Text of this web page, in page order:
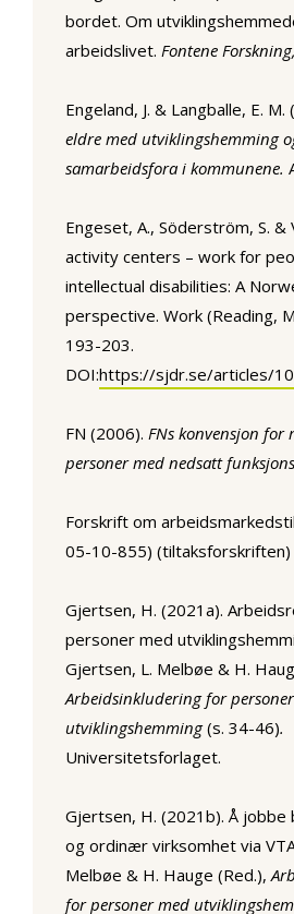
bordet. Om
arbeidslivet. Fontene Forskning,
Engeland, J. & Langballe, E. M.
eldre med utviklingshemming
samarbeidsfora i kommunene.
Engeset, A., Söderström, S. &
activity centers – work for
intellectual disabilities: A
perspective. Work (Reading,
193-203.
DOI:https://sjdr.se/articles/
FN (2006). FNs konvensjon for
personer med nedsatt
Forskrift om
05-10-855) (tiltaksforskriften)
Gjertsen, H. (2021a).
personer med
Gjertsen, L. Melbøe & H.
Arbeidsinkludering for
utviklingshemming(s. 34-46).
Universitetsforlaget.
Gjertsen, H. (2021b). Å jobbe
og ordinær virksomhet via
Melbøe & H. Hauge (Red.),
for personer med